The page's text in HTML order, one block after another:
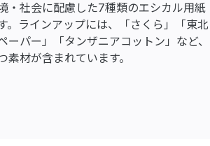
・社会に配慮した7種類のエシカル用紙
。ラインアップには、「さくら」「東北
ーパー」「タンザニアコットン」など、
材が含まれています。